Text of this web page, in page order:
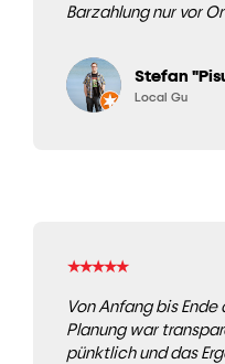
Barzahlung nur vor
Stefan
Local Gu
★★★★★
Von Anfang bis
Planung war
pünktlich und das